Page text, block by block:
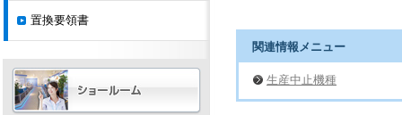
関連情報メニュー
生産中止機種
置換要領書